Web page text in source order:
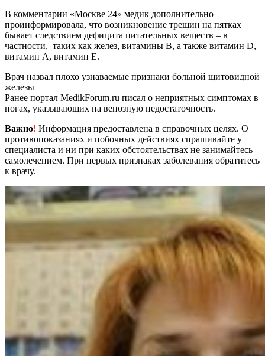
В комментарии «Москве 24» медик дополнительно
проинформировала, что возникновение трещин на пятках
бывает следствием дефицита питательных веществ – в
частности, таких как желез, витамины B, а также витамин D,
витамин A, витамин E.
Врач назвал плохо узнаваемые признаки больной щитовидной
железы
Ранее портал MedikForum.ru писал о неприятных симптомах в
ногах, указывающих на венозную недостаточность.
Важно! Информация предоставлена в справочных целях. О
противопоказаниях и побочных действиях спрашивайте у
специалиста и ни при каких обстоятельствах не занимайтесь
самолечением. При первых признаках заболевания обратитесь
к врачу.